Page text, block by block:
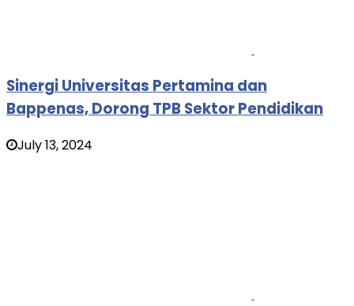
Sinergi Universitas Pertamina dan
Bappenas, Dorong TPB Sektor Pendidikan
July 13, 2024